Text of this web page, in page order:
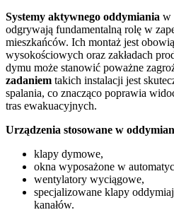
Systemy aktywnego oddymiania w
odgrywają fundamentalną rolę w
mieszkańców. Ich montaż jest
wysokościowych oraz zakładach
dymu może stanowić poważne
zadaniem takich instalacji jest
spalania, co znacząco poprawia
tras ewakuacyjnych.
Urządzenia stosowane w
klapy dymowe,
okna wyposażone w
wentylatory wyciągowe,
specjalizowane klapy
kanałów.